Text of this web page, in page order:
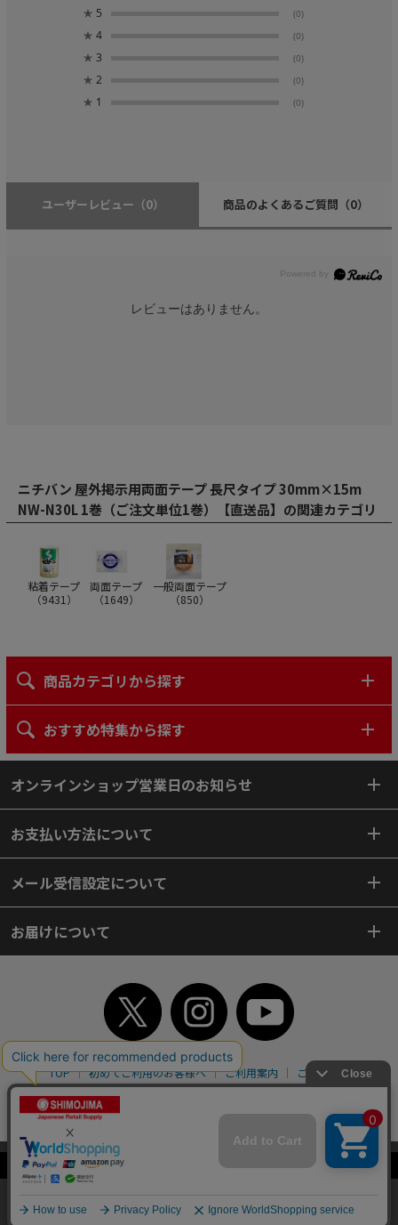
当サイトはクッキー（Cookie）を使用しています。Cookieの使用に同意いた
だける場合は「OK」をクリックしてください。
OK
★ 5 (0)
★ 4 (0)
★ 3 (0)
★ 2 (0)
★ 1 (0)
ユーザーレビュー （0） 商品のよくあるご質問 （0）
レビューはありません。
ニチバン 屋外掲示用両面テープ 長尺タイプ 30mm×15m
NW-N30L 1巻（ご注文単位1巻）【直送品】の関連カテゴリ
粘着テープ
（9431 ）
両面テープ
（1649）
一般両面テープ
（850）
商品カテゴリから探す
おすすめ特集から探す
オンラインショップ営業日のお知らせ
お支払い方法について
メール受信設定について
お届けについて
TOP 初めてご利用のお客様へ ご利用案内
ご利用規約
個人情報保護方針
特定商取引法
会社案内
よくあるご質問
Copyright© 2018 SHIMOJIMA Co.,Ltd. All Rights Reserved.